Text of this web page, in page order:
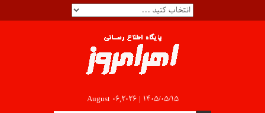
August 06,2026 | ۱۴۰۵/۰۵/۱۵